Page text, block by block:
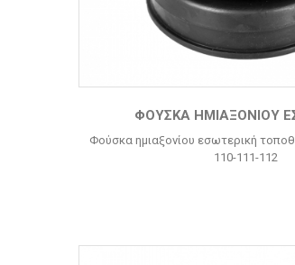
ΦΟΎΣΚΑ ΗΜΙΑΞΟΝΊΟΥ
Φούσκα ημιαξονίου εσωτερική
110-111-112